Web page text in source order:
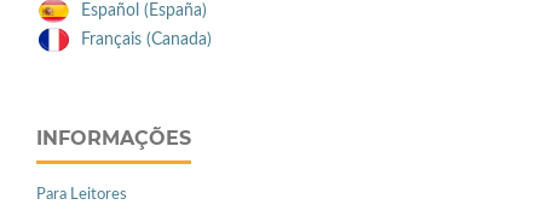
Español (España)
Français (Canada)
INFORMAÇÕES
Para Leitores